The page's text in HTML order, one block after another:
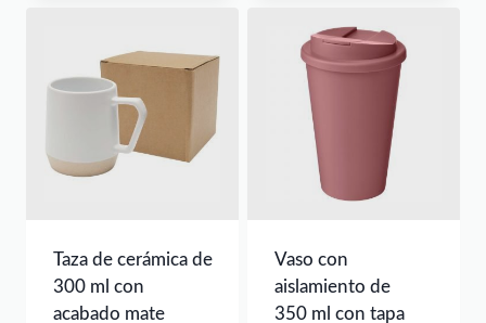
desde
2,36€
hasta
2,92€
Taza de cerámica de
300 ml con
acabado mate
Vaso con
aislamiento de
350 ml con tapa